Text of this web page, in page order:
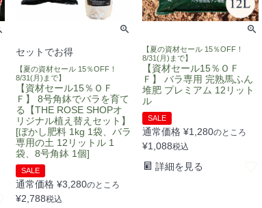
セットでお得
【夏の資材セール 15％OFF！
8/31(月)まで】
【資材セール15％ＯＦ
Ｆ】 8号角鉢でバラを育て
る【THE ROSE SHOPオ
リジナル植え替えセット】
[ぼかし肥料 1kg 1袋、バラ
専用の土 12リットル 1
袋、8号角鉢 1個]
SALE
通常価格 ¥3,280のところ
¥2,788税込
【夏の資材セール 15％OFF！
8/31(月)まで】
【資材セール15％ＯＦ
Ｆ】 バラ専用 完熟馬ふん
堆肥 プレミアム 12リット
ル
SALE
通常価格 ¥1,280のところ
¥1,088税込
詳細を見る